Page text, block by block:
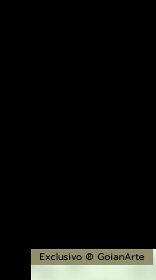
Exclusivo ® GoianArte